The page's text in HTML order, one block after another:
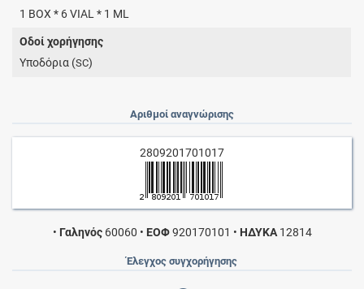
1 BOX * 6 VIAL * 1 ML
Οδοί χορήγησης
Υποδόρια (SC)
Αριθμοί αναγνώρισης
2809201701017
• Γαληνός60060 • ΕΟΦ920170101 • ΗΔΥΚΑ12814
Έλεγχος συγχορήγησης